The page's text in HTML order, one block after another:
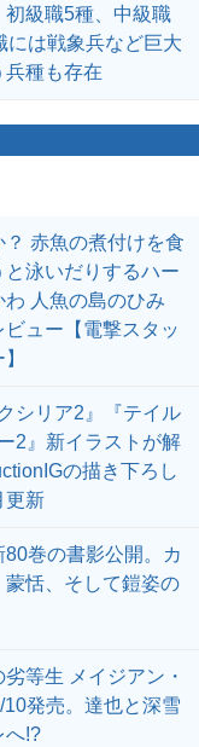
初級職5種、中級職
には戦象兵など巨大
兵種も存在
赤魚の煮付けを食
泳いだりするハー
わ 人魚の島のひみ
ュー【電撃スタッ
シリア2』『テイル
2』新イラストが解
の描き下ろし
更新
80巻の書影公開。カ
恬、そして鎧姿の
劣等生 メイジアン・
発売。達也と深雪
へ!?